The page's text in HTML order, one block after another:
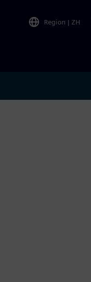
Region | ZH